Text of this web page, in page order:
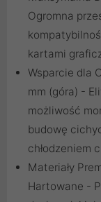
Ogromna
kartami
Wsparcie dla
mm (góra) -
możliwość
budowę
chłodzeniem
Materiały
Hartowane -